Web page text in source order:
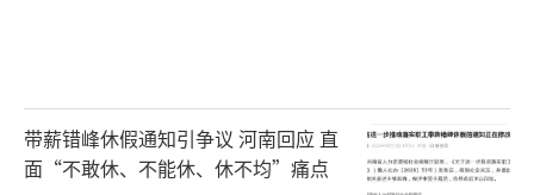
带薪错峰休假通知引争议 河南回应 直
面“不敢休、不能休、休不均”痛点